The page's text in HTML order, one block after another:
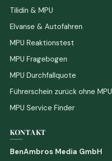
Tilidin & MPU
Elvanse & Autofahren
MPU Reaktionstest
MPU Fragebogen
MPU Durchfallquote
Führerschein zurück ohne MPU
MPU Service Finder
KONTAKT
BenAmbros Media GmbH